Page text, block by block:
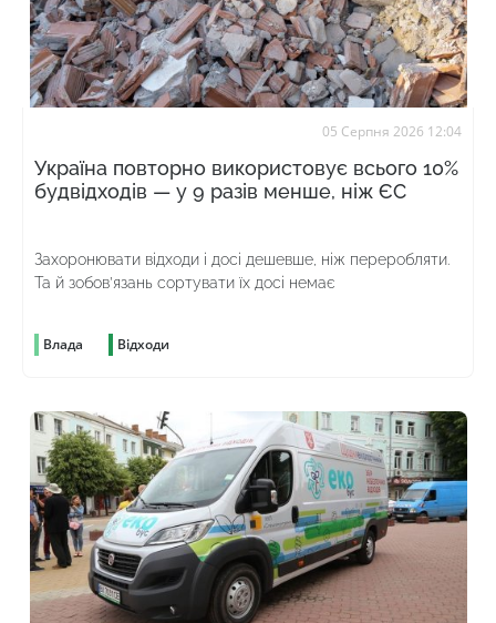
05 Серпня 2026 12:04
Україна повторно використовує всього 10%
будвідходів — у 9 разів менше, ніж ЄС
Захоронювати відходи і досі дешевше, ніж переробляти.
Та й зобов’язань сортувати їх досі немає
Влада Відходи